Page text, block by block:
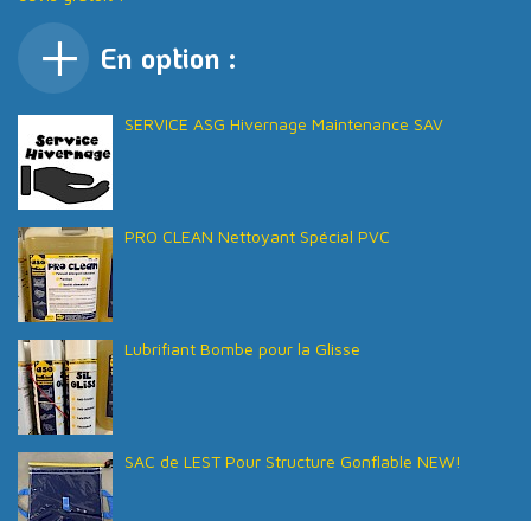
En option :
SERVICE ASG Hivernage Maintenance SAV
PRO CLEAN Nettoyant Spécial PVC
Lubrifiant Bombe pour la Glisse
SAC de LEST Pour Structure Gonflable NEW!